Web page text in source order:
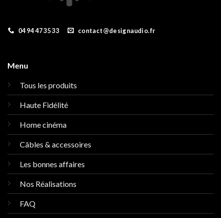
04 94 47 35 33 contact@designaudio.fr
Menu
Tous les produits
Haute Fidélité
Home cinéma
Câbles & accessoires
Les bonnes affaires
Nos Réalisations
FAQ